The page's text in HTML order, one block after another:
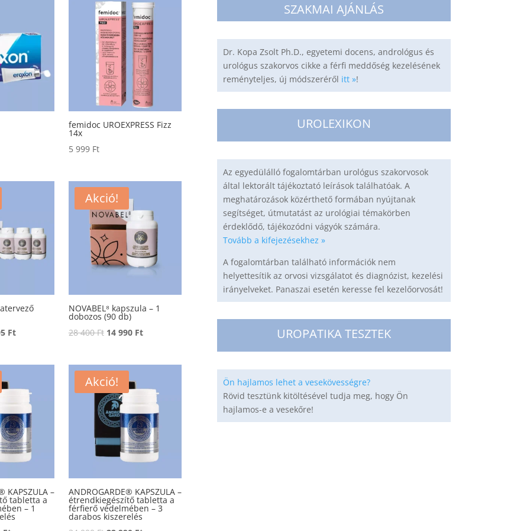
femidoc UROEXPRESS Fizz
14x
5 999 Ft
FtCurrent
is:
795 Ft.
Akció!
NOVABEL⁸ kapszula – 1
dobozos (90 db)
28 400Ft Original
was:
28
400 Ft.
14 990 FtCurrent
is:
990 Ft.
KAPSZULA –
tabletta a
– 1
Akció!
ANDROGARDE® KAPSZULA –
étrendkiegészítő tabletta a
férfierő védelmében – 3
darabos kiszerelés
SZAKMAI AJÁNLÁS
Dr. Kopa Zsolt Ph.D., egyetemi docens, andrológus és
urológus szakorvos cikke a férfi meddőség kezelésének
reményteljes, új módszeréről itt »!
UROLEXIKON
Az egyedülálló fogalomtárban urológus szakorvosok
által lektorált tájékoztató leírások találhatóak. A
meghatározások közérthető formában nyújtanak
segítséget, útmutatást az urológiai témakörben
érdeklődő, tájékozódni vágyók számára.
Tovább a kifejezésekhez »
A fogalomtárban található információk nem
helyettesítik az orvosi vizsgálatot és diagnózist, kezelési
irányelveket. Panaszai esetén keresse fel kezelőorvosát!
UROPATIKA TESZTEK
Ön hajlamos lehet a vesekövességre?
Rövid tesztünk kitöltésével tudja meg, hogy Ön
hajlamos-e a vesekőre!